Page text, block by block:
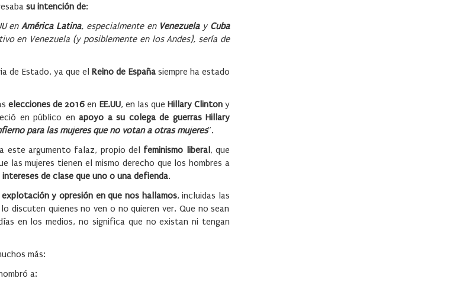
su intención de:
enAmérica Latina, especialmente en Venezuelay Cuba
en Venezuela (y posiblemente en los Andes), sería de
de Estado, ya que elReino de Españasiempre ha estado
elecciones de 2016 en EE.UU, en las que Hillary Clintony
en público en apoyo a su colega de guerras Hillary
para las mujeres que no votan a otras mujeres”.
este argumento falaz, propio del feminismo liberal, que
las mujeres tienen el mismo derecho que los hombres a
de clase que uno o una defienda.
y opresión en que nos hallamos, incluidas las
discuten quienes no ven o no quieren ver. Que no sean
en los medios, no significa que no existan ni tengan
más:
a: